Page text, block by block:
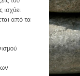
από τα